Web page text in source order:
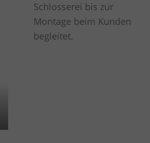
Schlosserei bis zur
Montage beim Kunden
begleitet.